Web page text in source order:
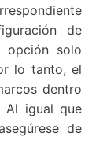
de
opción solo
lo tanto, el
dentro
Al igual que
de